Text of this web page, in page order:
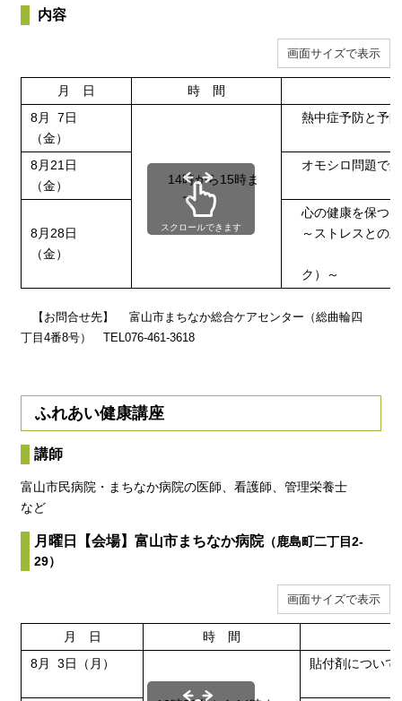
内容
画面サイズで表示
月 日 時 間
8月 7日
（金）
14時から15時ま
で
熱中症予防と予
8月21日
（金）
オモシロ問題で
8月28日
（金）
心の健康を保つ
～ストレスとの
ク）～
スクロールできます
【お問合せ先】 富山市まちなか総合ケアセンター（総曲輪四
丁目4番8号） TEL076-461-3618
ふれあい健康講座
講師
富山市民病院・まちなか病院の医師、看護師、管理栄養士
など
月曜日【会場】富山市まちなか病院（鹿島町二丁目2-
29）
画面サイズで表示
月 日
時 間
8月 3日（月）
貼付